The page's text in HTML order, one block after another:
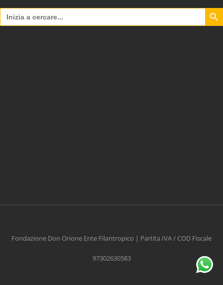
Search
for:
Search
Fondazione Don Orione Ente Filantropico | Partita IVA / COD Fiscale
97302630583